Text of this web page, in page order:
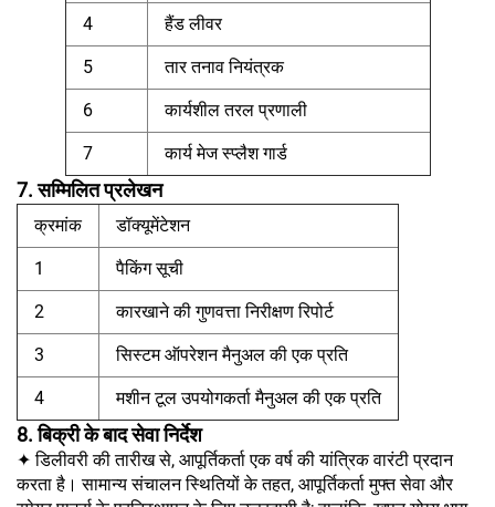
4 हैंड लीवर
5 तार तनाव नियंत्रक
6 कार्यशील तरल प्रणाली
7 कार्य मेज स्प्लैश गार्ड
7. सम्मिलित प्रलेखन
क्रमांक डॉक्यूमेंटेशन
1 पैकिंग सूची
2 कारखाने की गुणवत्ता निरीक्षण रिपोर्ट
3 सिस्टम ऑपरेशन मैनुअल की एक प्रति
4 मशीन टूल उपयोगकर्ता मैनुअल की एक प्रति
8. बिक्री के बाद सेवा निर्देश
✦ डिलीवरी की तारीख से, आपूर्तिकर्ता एक वर्ष की यांत्रिक वारंटी प्रदान
करता है। सामान्य संचालन स्थितियों के तहत, आपूर्तिकर्ता मुफ्त सेवा और